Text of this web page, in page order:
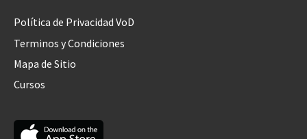
Política de Privacidad VoD
Terminos y Condiciones
Mapa de Sitio
Cursos